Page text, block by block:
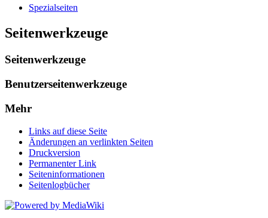
Spezialseiten
Seitenwerkzeuge
Seitenwerkzeuge
Benutzerseitenwerkzeuge
Mehr
Links auf diese Seite
Änderungen an verlinkten Seiten
Druckversion
Permanenter Link
Seiten­informationen
Seitenlogbücher